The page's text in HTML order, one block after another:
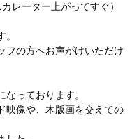
レーター上がってすぐ）
フの方へお声がけいただけ
っております。
映像や、木版画を交えての